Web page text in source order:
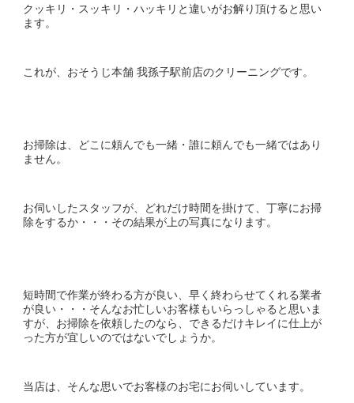
クッキリ・スッキリ・ハッキリと違いがお解り頂けると思い
ます。
これが、おそうじ本舗 我孫子駅前店のクリーニングです。
お掃除は、どこに頼んでも一緒・誰に頼んでも一緒ではあり
ません。
お伺いしたスタッフが、どれだけ時間を掛けて、丁寧にお掃
除をするか・・・その結果が上の写真になります。
短時間で作業が終わる方が良い、早く終わらせてくれる業者
が良い・・・そんなお忙しいお客様もいらっしゃると思いま
すが、お掃除を依頼したのなら、できるだけキレイに仕上が
った方が宜しいのではないでしょうか。
当店は、そんな思いでお客様のお宅にお伺いしています。